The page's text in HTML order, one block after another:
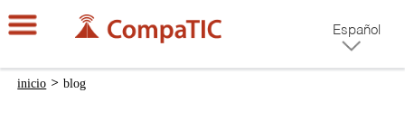
Español
inicio > blog